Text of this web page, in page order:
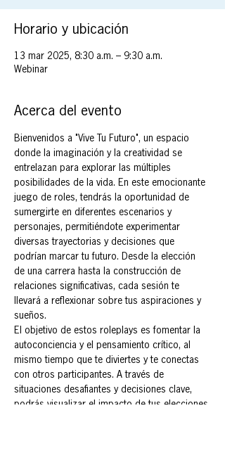
Horario y ubicación
13 mar 2025, 8:30 a.m. – 9:30 a.m.
Webinar
Acerca del evento
Bienvenidos a "Vive Tu Futuro", un espacio
donde la imaginación y la creatividad se
entrelazan para explorar las múltiples
posibilidades de la vida. En este emocionante
juego de roles, tendrás la oportunidad de
sumergirte en diferentes escenarios y
personajes, permitiéndote experimentar
diversas trayectorias y decisiones que
podrían marcar tu futuro. Desde la elección
de una carrera hasta la construcción de
relaciones significativas, cada sesión te
llevará a reflexionar sobre tus aspiraciones y
sueños.
El objetivo de estos roleplays es fomentar la
autoconciencia y el pensamiento crítico, al
mismo tiempo que te diviertes y te conectas
con otros participantes. A través de
situaciones desafiantes y decisiones clave,
podrás visualizar el impacto de tus elecciones